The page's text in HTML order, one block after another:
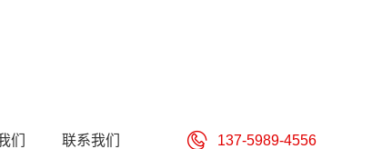
们 联系我们 137-5989-4556